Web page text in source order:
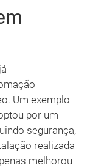
Um exemplo
por um
segurança,
realizada
melhorou